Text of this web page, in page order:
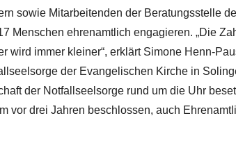
sowie Mitarbeitenden der Beratungsstelle
Menschen ehrenamtlich engagieren. „Die
wird immer kleiner“, erklärt Simone Henn-
der Evangelischen Kirche in
der Notfallseelsorge rund um die Uhr
vor drei Jahren beschlossen, auch